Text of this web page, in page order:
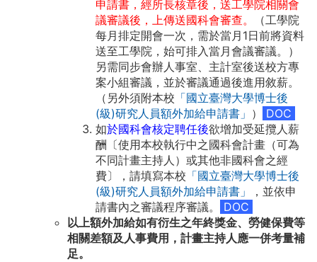
申請書，經所長核章後，送工學院相關會
議審議後 ，上傳送國科會審查。
（工學院
每月排定開會一次，需於當月1日前將資料
送至工學院，始可排入當月會議審議。）
另需同步會辦人事室、主計室後送校方專
案小組審議，並於審議通過後進用敘薪。
（ 另外須附本校 「國立臺灣大學博士後
(級)研究人員額外加給申請書」 ）
DOC
如於國科會核定聘任後欲增加受延攬人薪
酬〔使用本校執行中之國科會計畫（可為
不同計畫主持人）或其他非國科會之經
費〕，請填寫本校 「國立臺灣大學博士後
(級)研究人員額外加給申請書」
，並依申
請書內之審議程序審議。
DOC
以上額外加給如有衍生之年終獎金、勞健保費等
相關差額及人事費用，計畫主持人應一併考量補
足。